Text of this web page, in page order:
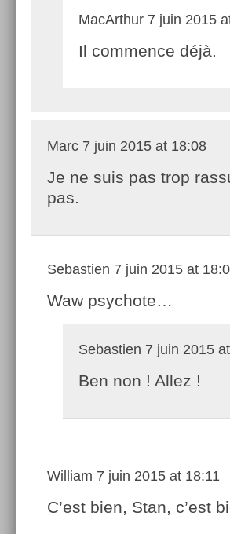
MacArthur 7 juin 2015
Il commence déjà.
Marc 7 juin 2015 at 18:08
Je ne suis pas trop
pas.
Sebastien 7 juin 2015 at
Waw psychote…
Sebastien 7 juin 2015
Ben non ! Allez !
William 7 juin 2015 at 18:11
C’est bien, Stan, c’est